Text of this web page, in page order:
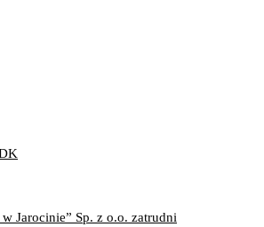
Jarocinie” Sp. z o.o. zatrudni